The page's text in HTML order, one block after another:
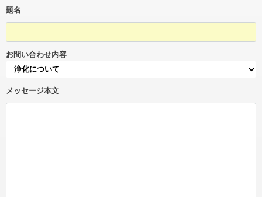
題名
お問い合わせ内容
メッセージ本文